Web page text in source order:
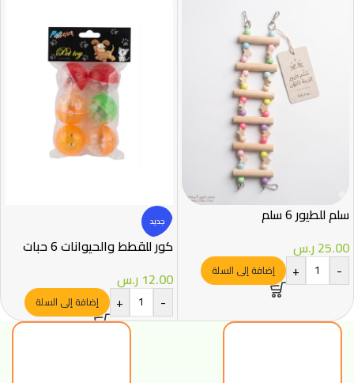
سلم للطيور 6 سلم
25.00ر.س
-
+ إضافة إلى السلة
جديد
كور للقطط والحيوانات 6 حبات
12.00 ر.س
-
+ إضافة إلى السلة